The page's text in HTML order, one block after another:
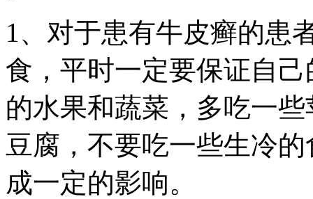
1、对于患有牛皮癣的患
食，平时一定要保证自
的水果和蔬菜，多吃一
豆腐，不要吃一些生冷
成一定的影响。